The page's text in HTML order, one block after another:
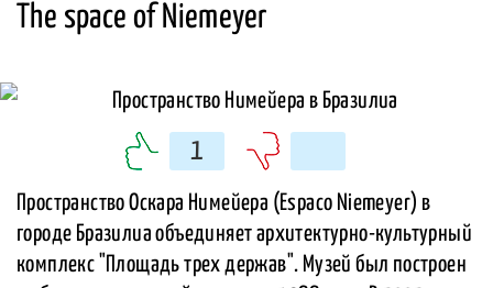
The space of Niemeyer
1
Пространство Оскара Нимейера (Espaco Niemeyer) в
городе Бразилиа объединяет архитектурно-культурный
комплекс "Площадь трех держав". Музей был построен